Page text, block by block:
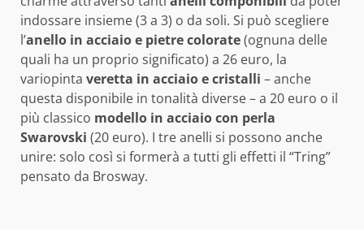
indossare insieme (3 a 3) o da soli. Si può scegliere
l’anello in acciaio e pietre colorate(ognuna delle
quali ha un proprio significato) a 26 euro, la
variopinta veretta in acciaio e cristalli – anche
questa disponibile in tonalità diverse – a 20 euro o il
più classico modello in acciaio con perla
Swarovski (20 euro). I tre anelli si possono anche
unire: solo così si formerà a tutti gli effetti il “Tring”
pensato da Brosway.